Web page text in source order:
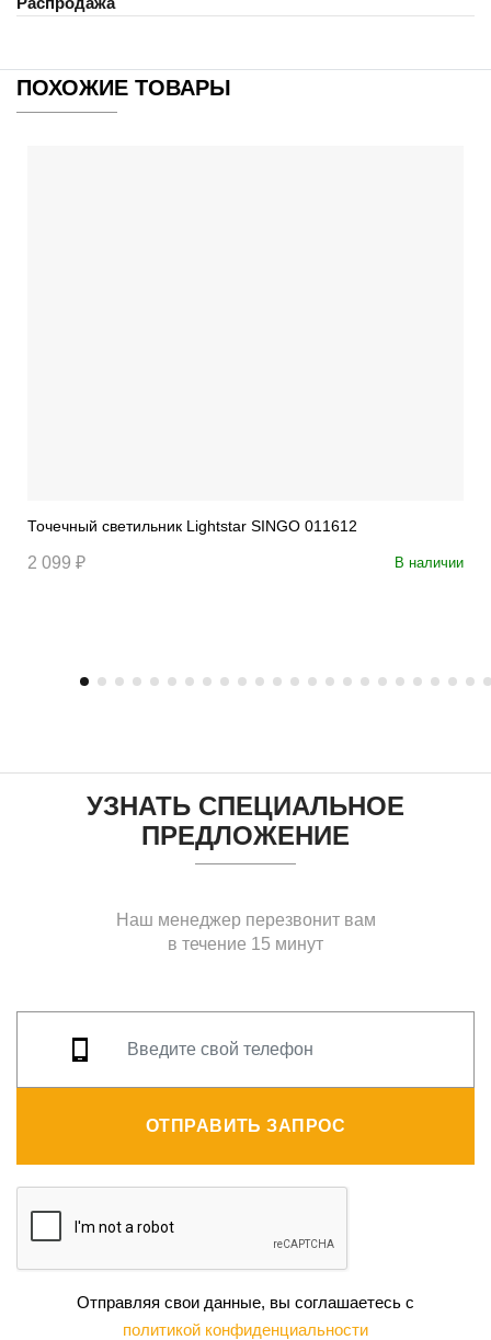
ПОХОЖИЕ ТОВАРЫ
Точечный светильник Lightstar SINGO 011612
2 099 ₽ В наличии
УЗНАТЬ СПЕЦИАЛЬНОЕ
ПРЕДЛОЖЕНИЕ
Наш менеджер перезвонит вам
в течение 15 минут
ОТПРАВИТЬ ЗАПРОС
Отправляя свои данные, вы соглашаетесь с
политикой конфиденциальности